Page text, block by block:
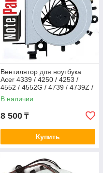
Вентилятор для ноутбука
Acer 4339 / 4250 / 4253 /
4552 / 4552G / 4739 / 4739Z /
4749
В наличии
8 500 ₸
Купить